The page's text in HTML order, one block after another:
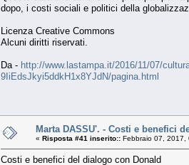
dopo, i costi sociali e politici della
Licenza Creative Commons
Alcuni diritti riservati.
Da - http://www.lastampa.it/2016/11/07/
9IiEdsJkyi5ddkH1x8YJdN/pagina.html
Marta DASSU'. - Costi e benefici
« Risposta #41 inserito:: Febbraio 07, 2017,
Costi e benefici del dialogo con Donald